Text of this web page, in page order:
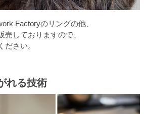
Factoryのリングの他、
売しておりますので、
ださい。
れる技術